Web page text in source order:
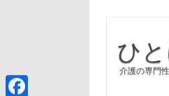
ひ
介護の専門